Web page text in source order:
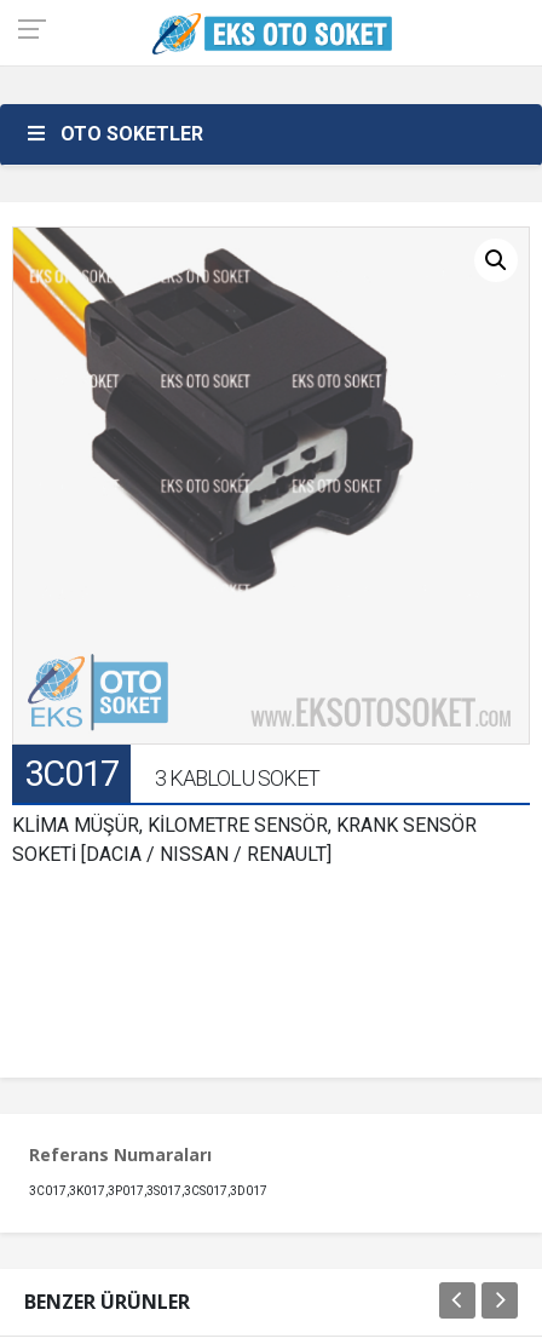
OTO SOKETLER
3C017 3 KABLOLU SOKET
KLİMA MÜŞÜR, KİLOMETRE SENSÖR, KRANK SENSÖR
SOKETİ [DACIA / NISSAN / RENAULT]
Referans Numaraları
3C017,3K017,3P017,3S017,3CS017,3D017
BENZER ÜRÜNLER